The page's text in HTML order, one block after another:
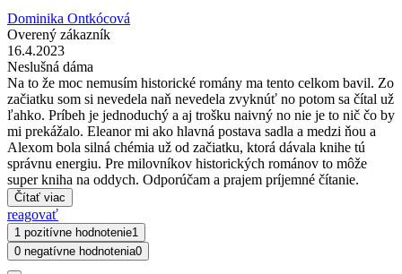
Dominika Ontkócová
Overený zákazník
16.4.2023
Neslušná dáma
Na to že moc nemusím historické romány ma tento celkom bavil. Zo
začiatku som si nevedela naň nevedela zvyknúť no potom sa čítal už
ľahko. Príbeh je jednoduchý a aj trošku naivný no nie je to nič čo by
mi prekážalo. Eleanor mi ako hlavná postava sadla a medzi ňou a
Alexom bola silná chémia už od začiatku, ktorá dávala knihe tú
správnu energiu. Pre milovníkov historických románov to môže
super kniha na oddych. Odporúčam a prajem príjemné čítanie.
Čítať viac
reagovať
1 pozitívne hodnotenie1
0 negatívne hodnotenia0